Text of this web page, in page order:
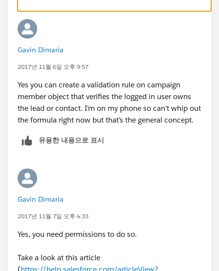
Gavin Dimaria
2017년 11월 6일 오후 9:57
Yes you can create a validation rule on campaign
member object that verifies the logged in user owns
the lead or contact. I’m on my phone so can’t whip out
the formula right now but that’s the general concept.
유용한 내용으로 표시
Gavin Dimaria
2017년 11월 7일 오후 4:33
Yes, you need permissions to do so.
Take a look at this article